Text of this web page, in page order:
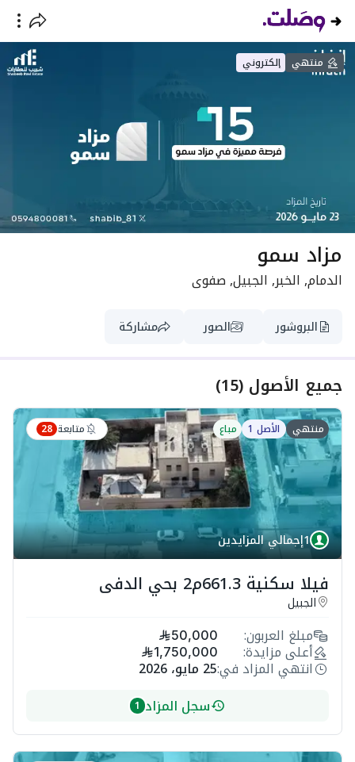
منتهي إلكتروني
مزاد سمو
الدمام, الخبر, الجبيل, صفوى
البروشور الصور مشاركة
جميع الأصول (
15
)
منتهي الأصل 1 مباع متابعة 28
1إجمالي المزايدين
فيلا سكنية 661.3م2 بحي الدفى
الجبيل
مبلغ العربون: 50,000
أعلى مزايدة: 1,750,000
انتهي المزاد في:25 مايو، 2026
سجل المزاد 1